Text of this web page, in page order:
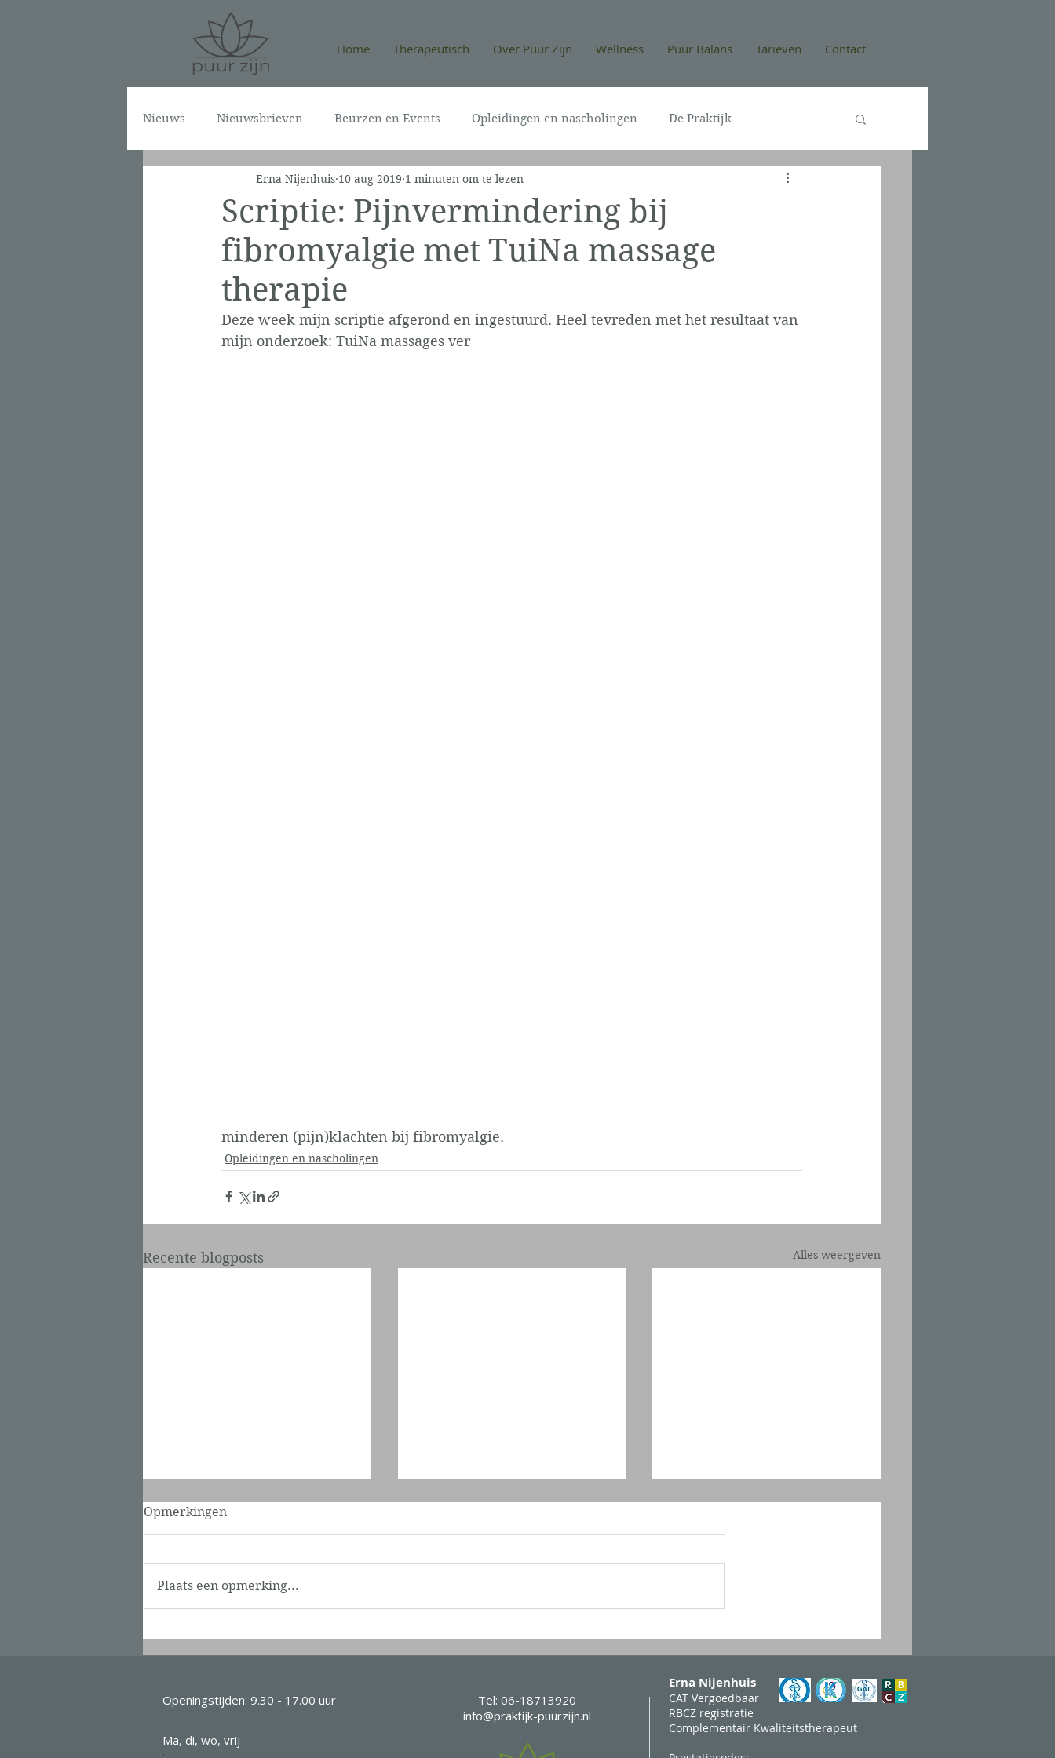
Home Therapeutisch Over Puur Zijn Wellness Puur Balans Tarieven Contact
Nieuws Nieuwsbrieven Beurzen en Events Opleidingen en nascholingen De Praktijk
Scriptie: Pijnvermindering bij
fibromyalgie met TuiNa massage
therapie
Erna Nijenhuis 10 aug 2019 1 minuten om te lezen
Deze week mijn scriptie afgerond en ingestuurd. Heel tevreden met het resultaat van
mijn onderzoek: TuiNa massages ver
minderen (pijn)klachten bij fibromyalgie.
Opleidingen en nascholingen
Recente blogposts Alles weergeven
Opmerkingen
Plaats een opmerking...
Openingstijden: 9.30 - 17.00 uur
Ma, di, wo, vrij
Tel: 06-18713920
info@praktijk-puurzijn.nl
Erna Nijenhuis
CAT Vergoedbaar
RBCZ registratie
Complementair Kwaliteitstherapeut